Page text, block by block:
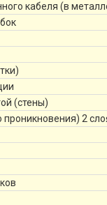
кабеля (в
(стены)
проникновения) 2